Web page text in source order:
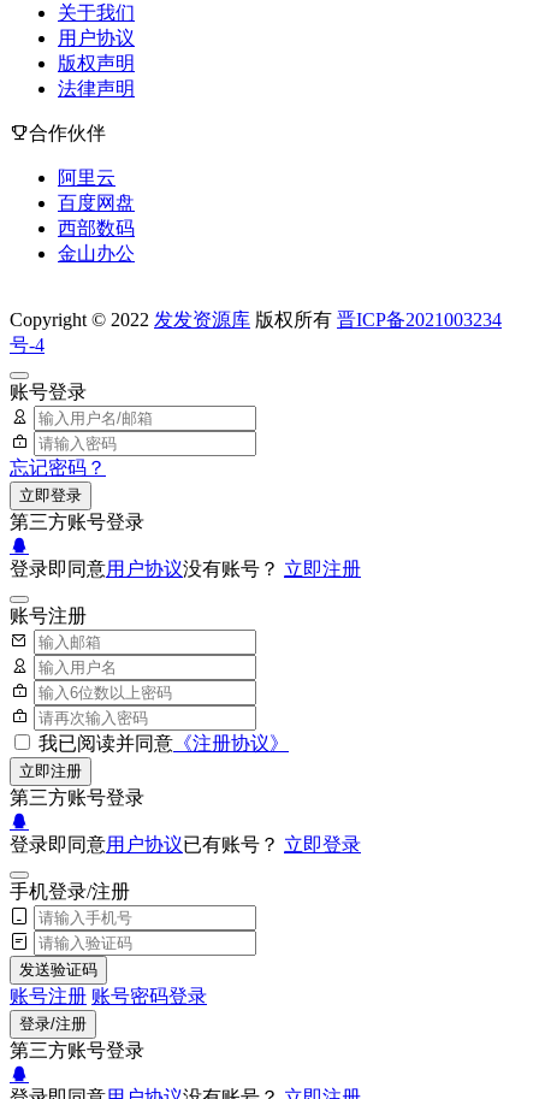
关于我们
用户协议
版权声明
法律声明
合作伙伴
阿里云
百度网盘
西部数码
金山办公
Copyright © 2022 发发资源库 版权所有 晋ICP备2021003234
号-4
账号登录
忘记密码？
立即登录
第三方账号登录
登录即同意用户协议没有账号？ 立即注册
账号注册
我已阅读并同意 《注册协议》
立即注册
第三方账号登录
登录即同意用户协议已有账号？ 立即登录
手机登录/注册
发送验证码
账号注册 账号密码登录
登录/注册
第三方账号登录